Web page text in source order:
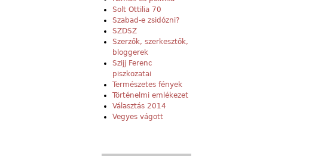
Solt Ottilia 70
Szabad-e zsidózni?
SZDSZ
Szerzők, szerkesztők,
bloggerek
Szijj Ferenc
piszkozatai
Természetes fények
Történelmi emlékezet
Választás 2014
Vegyes vágott